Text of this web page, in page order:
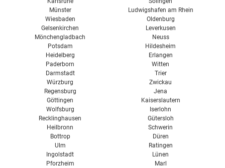
Münster
Wiesbaden
Gelsenkirchen
Mönchengladbach
Ludwigshafen am Rhein
Oldenburg
Leverkusen
Neuss
Potsdam
Heidelberg
Paderborn
Darmstadt
Würzburg
Regensburg
Göttingen
Wolfsburg
Recklinghausen
Heilbronn
Bottrop
Ulm
Ingolstadt
Pforzheim
Hildesheim
Erlangen
Witten
Trier
Zwickau
Jena
Kaiserslautern
Iserlohn
Gütersloh
Schwerin
Düren
Ratingen
Lünen
Marl